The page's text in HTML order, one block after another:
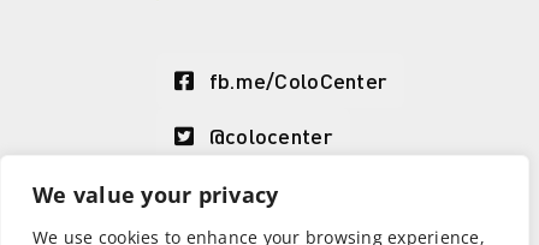
We value your privacy
We use cookies to enhance your browsing experience,
fb.me/ColoCenter
@colocenter
LinkedIn
ColoCenter